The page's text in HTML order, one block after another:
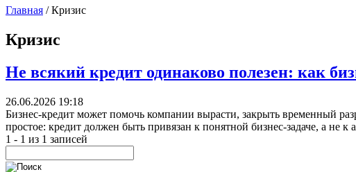
Главная / Кризис
Кризис
Не всякий кредит одинаково полезен: как
26.06.2026 19:18
Бизнес-кредит может помочь компании вырасти, закрыть временный
простое: кредит должен быть привязан к понятной бизнес-задаче, а не
1 - 1 из 1 записей